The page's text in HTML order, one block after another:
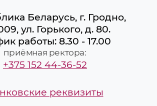
Беларусь, г. Гродно,
ул. Горького, д. 80.
работы: 8.30 - 17.00
приёмная ректора:
+375 152 44-36-52
реквизиты